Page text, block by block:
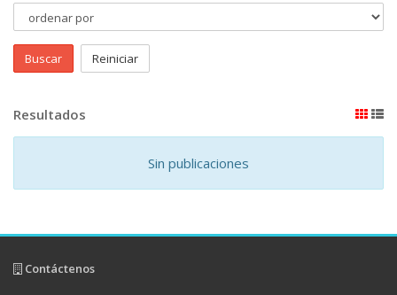
Buscar Reiniciar
Resultados
Sin publicaciones
Contáctenos